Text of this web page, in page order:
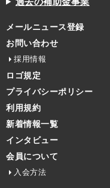
メールニュース登録
お問い合わせ
採用情報
ロゴ規定
プライバシーポリシー
利用規約
新着情報一覧
インタビュー
会員について
入会方法